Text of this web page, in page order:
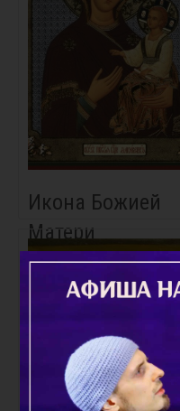
Икона Божией
Матери
«Макарьевская»